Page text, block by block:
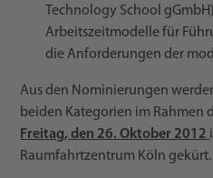
Technology School
Arbeitszeitmodelle für
die Anforderungen der
Aus den Nominierungen
beiden Kategorien im Rahmen
Freitag, den 26. Oktober 2012
Raumfahrtzentrum Köln gekürt.